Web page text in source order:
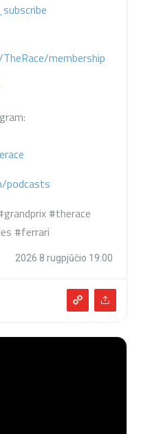
membership
podcasts
#therace
#ferrari
2026 8 rugpjūčio 19:00